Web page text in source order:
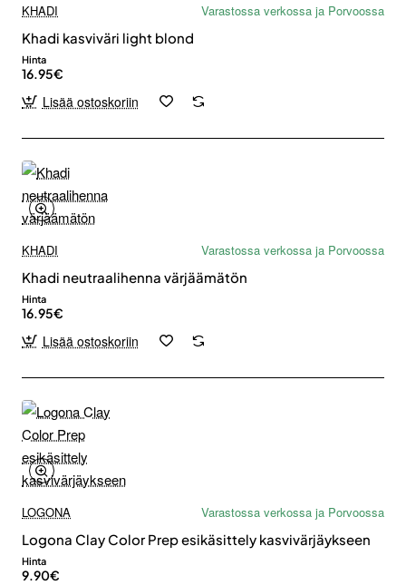
KHADI
Varastossa verkossa ja Porvoossa
Khadi kasviväri light blond
Hinta
16.95€
Lisää ostoskoriin
KHADI
Varastossa verkossa ja Porvoossa
Khadi neutraalihenna värjäämätön
Hinta
16.95€
Lisää ostoskoriin
LOGONA
Varastossa verkossa ja Porvoossa
Logona Clay Color Prep esikäsittely kasvivärjäykseen
Hinta
9.90€